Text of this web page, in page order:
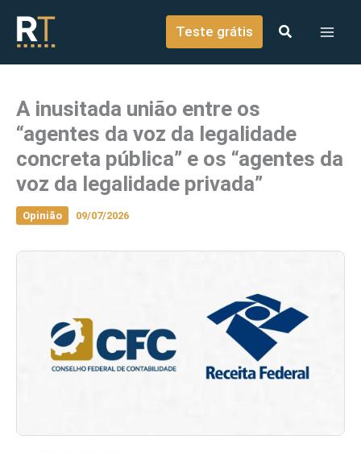
conteúdo
Teste grátis
A inusitada união entre os
“agentes da voz da legalidade
concreta pública” e os “agentes da
voz da legalidade privada”
Opinião 09/07/2026